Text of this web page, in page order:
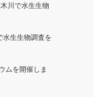
川で水生生物
水生生物調査を
ムを開催しま